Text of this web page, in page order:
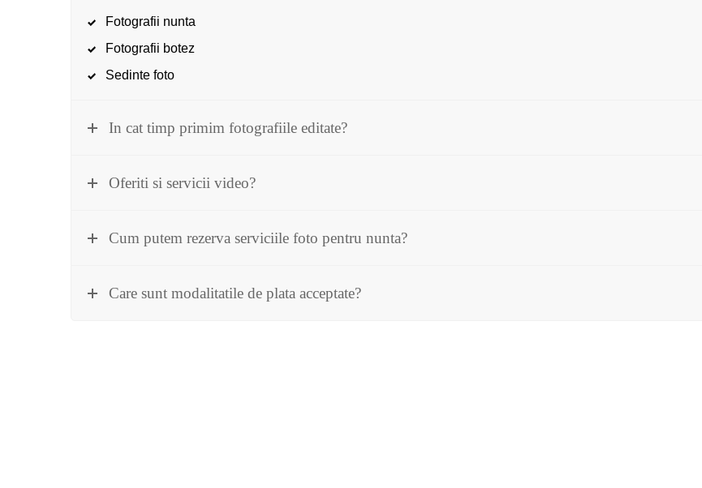
Fotografii nunta
Fotografii botez
Sedinte foto
In cat timp primim fotografiile editate?
Oferiti si servicii video?
Cum putem rezerva serviciile foto pentru nunta?
Care sunt modalitatile de plata acceptate?